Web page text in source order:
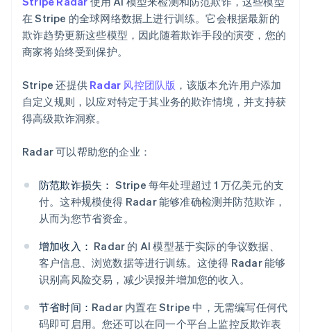
在 Stripe 的全球网络数据上进行训练。它会根据最新的
欺诈趋势更新这些模型，因此随着欺诈手段的演变，您的
商家将始终受到保护。
Stripe 还提供 Radar 风控团队版 ，该版本允许用户添加
自定义规则，以应对特定于其业务的欺诈情境，并支持获
得高级欺诈洞察。
Radar 可以帮助您的企业：
防范欺诈损失： Stripe 每年处理超过 1 万亿美元的支
付。这种规模使得 Radar 能够准确检测并防范欺诈，
从而为您节省资金。
增加收入： Radar 的 AI 模型基于实际的争议数据、
客户信息、浏览数据等进行训练。这使得 Radar 能够
识别高风险交易，减少误报并增加您的收入。
节省时间： Radar 内置在 Stripe 中，无需编写任何代
码即可启用。您还可以在同一个平台上监控反欺诈表
阿联酋
English
English
爱沙尼亚
English
奥地利
澳大利亚
English